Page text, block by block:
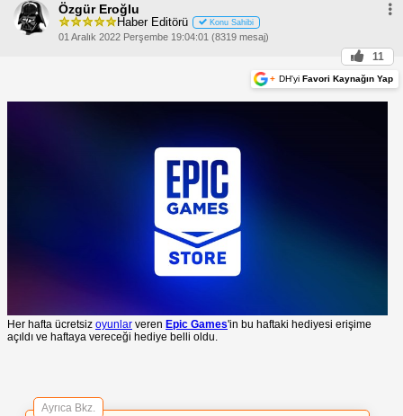
Özgür Eroğlu
Haber Editörü Konu Sahibi
01 Aralık 2022 Perşembe 19:04:01 (8319 mesaj)
11
+ DH'yi Favori Kaynağın Yap
Her hafta ücretsiz oyunlar veren Epic Games'in bu haftaki hediyesi erişime
açıldı ve haftaya vereceği hediye belli oldu.
Ayrıca Bkz.